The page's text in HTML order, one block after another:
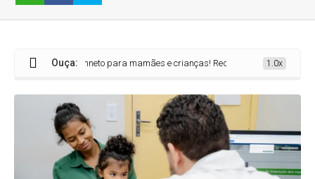
Ouça:
e acolhimneto para mamães e crianças! Rede Nascer impulsiona novo
1.0x